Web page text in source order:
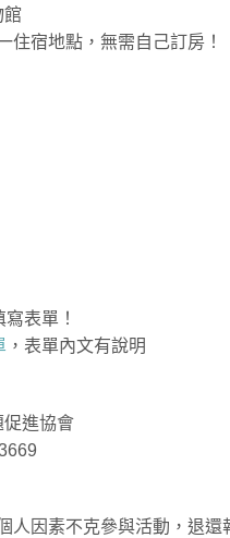
館
住宿地點，無需自己訂房！
表單！
，表單內文有說明
促進協會
人因素不克參與活動，退還